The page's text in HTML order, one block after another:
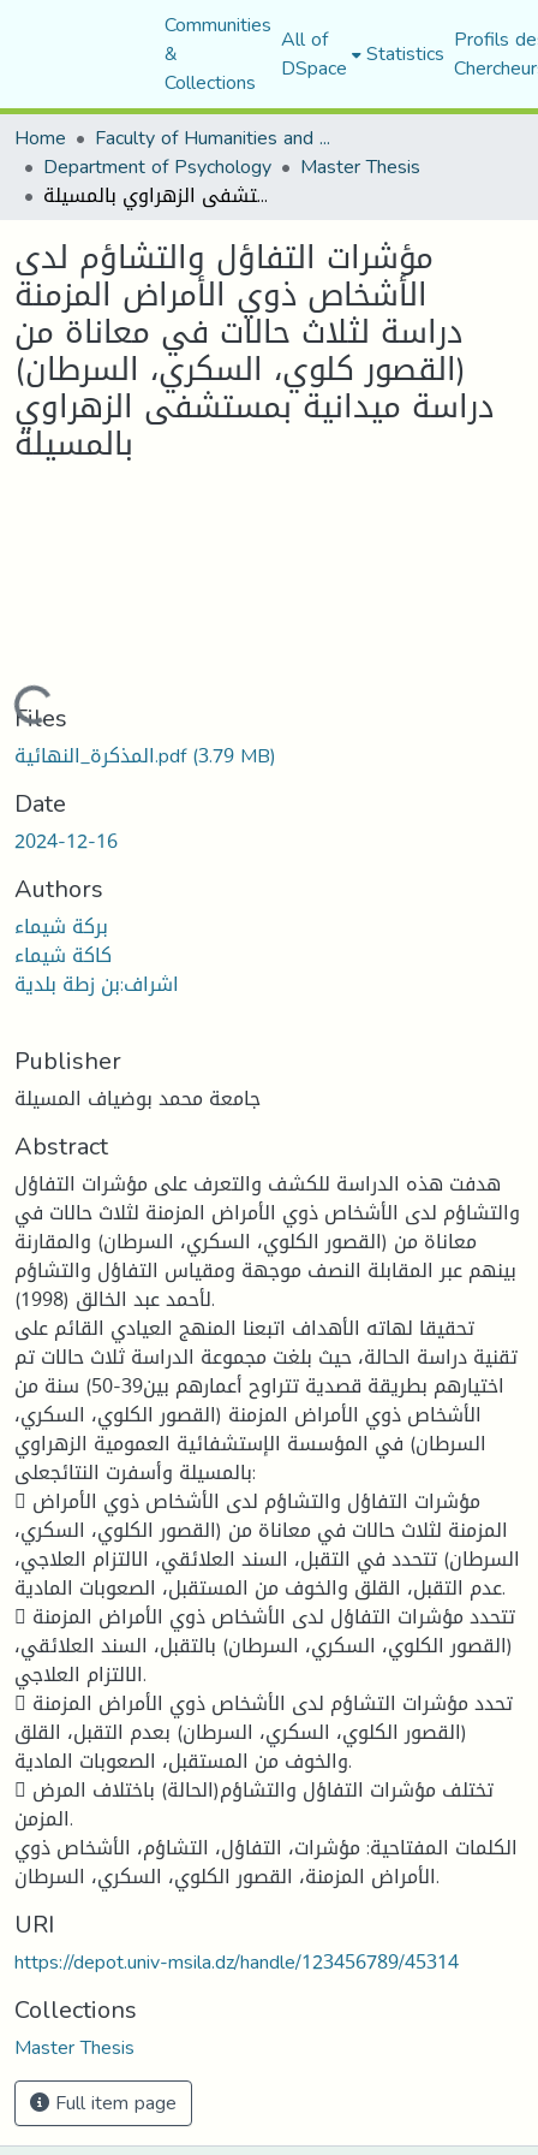
Communities
&
Collections
All of
DSpace Statistics Profils
Home
Faculty of Humanities and Social Sciences
Department of Psychology Master Thesis
مؤشرات التفاؤل والتشاؤم لدى الأشخاص ذوي الأمراض المزمنة دراسة لثلاث حالات في معاناة من (القصور كلوي، السكري، السرطان) دراسة ميدانية بمستشفى الزهراوي بالمسيلة
مؤشرات التفاؤل والتشاؤم لدى
الأشخاص ذوي الأمراض المزمنة
دراسة لثلاث حالات في معاناة من
(القصور كلوي، السكري، السرطان)
دراسة ميدانية بمستشفى الزهراوي
بالمسيلة
Loading...
Files
المذكرة_النهائية.pdf(3.79 MB)
Date
2024-12-16
Authors
بركة شيماء
كاكة شيماء
اشراف:بن زطة بلدية
Publisher
جامعة محمد بوضياف المسيلة
Abstract
هدفت هذه الدراسة للكشف والتعرف على مؤشرات التفاؤل
والتشاؤم لدى الأشخاص ذوي الأمراض المزمنة لثلاث حالات في
معاناة من (القصور الكلوي، السكري، السرطان) والمقارنة
بينهم عبر المقابلة النصف موجهة ومقياس التفاؤل والتشاؤم
لأحمد عبد الخالق (1998).
تحقيقا لهاته الأهداف اتبعنا المنهج العيادي القائم على
تقنية دراسة الحالة، حيث بلغت مجموعة الدراسة ثلاث حالات تم
اختيارهم بطريقة قصدية تتراوح أعمارهم بين39-50) سنة من
الأشخاص ذوي الأمراض المزمنة (القصور الكلوي، السكري،
السرطان) في المؤسسة الإستشفائية العمومية الزهراوي
بالمسيلة وأسفرت النتائجعلى:
 مؤشرات التفاؤل والتشاؤم لدى الأشخاص ذوي الأمراض
المزمنة لثلاث حالات في معاناة من (القصور الكلوي، السكري،
السرطان) تتحدد في التقبل، السند العلائقي، الالتزام العلاجي،
عدم التقبل، القلق والخوف من المستقبل، الصعوبات المادية.
 تتحدد مؤشرات التفاؤل لدى الأشخاص ذوي الأمراض المزمنة
(القصور الكلوي، السكري، السرطان) بالتقبل، السند العلائقي،
الالتزام العلاجي.
 تحدد مؤشرات التشاؤم لدى الأشخاص ذوي الأمراض المزمنة
(القصور الكلوي، السكري، السرطان) بعدم التقبل، القلق
والخوف من المستقبل، الصعوبات المادية.
 تختلف مؤشرات التفاؤل والتشاؤم(الحالة) باختلاف المرض
المزمن.
الكلمات المفتاحية: مؤشرات، التفاؤل، التشاؤم، الأشخاص ذوي
الأمراض المزمنة، القصور الكلوي، السكري، السرطان.
URI
https://depot.univ-msila.dz/handle/123456789/45314
Collections
Master Thesis
Full item page